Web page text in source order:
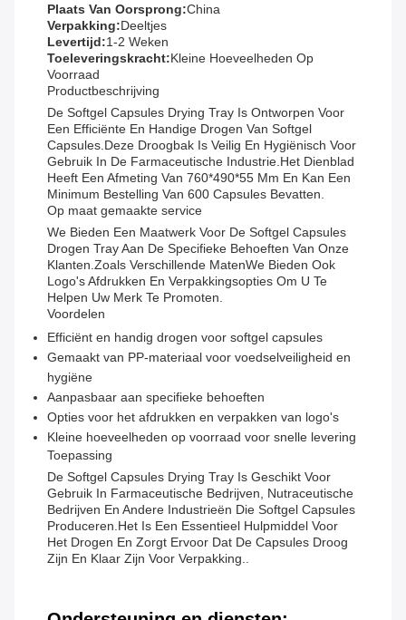
Plaats Van Oorsprong:China
Verpakking:Deeltjes
Levertijd:1-2 Weken
Toeleveringskracht:Kleine Hoeveelheden Op
Voorraad
Productbeschrijving
De Softgel Capsules Drying Tray Is Ontworpen Voor
Een Efficiënte En Handige Drogen Van Softgel
Capsules.Deze Droogbak Is Veilig En Hygiënisch Voor
Gebruik In De Farmaceutische Industrie.Het Dienblad
Heeft Een Afmeting Van 760*490*55 Mm En Kan Een
Minimum Bestelling Van 600 Capsules Bevatten.
Op maat gemaakte service
We Bieden Een Maatwerk Voor De Softgel Capsules
Drogen Tray Aan De Specifieke Behoeften Van Onze
Klanten.zoals Verschillende MatenWe Bieden Ook
Logo's Afdrukken En Verpakkingsopties Om U Te
Helpen Uw Merk Te Promoten.
Voordelen
Efficiënt en handig drogen voor softgel capsules
Gemaakt van PP-materiaal voor voedselveiligheid en
hygiëne
Aanpasbaar aan specifieke behoeften
Opties voor het afdrukken en verpakken van logo's
Kleine hoeveelheden op voorraad voor snelle levering
Toepassing
De Softgel Capsules Drying Tray Is Geschikt Voor
Gebruik In Farmaceutische Bedrijven, Nutraceutische
Bedrijven En Andere Industrieën Die Softgel Capsules
Produceren.Het Is Een Essentieel Hulpmiddel Voor
Het Drogen En Zorgt Ervoor Dat De Capsules Droog
Zijn En Klaar Zijn Voor Verpakking..